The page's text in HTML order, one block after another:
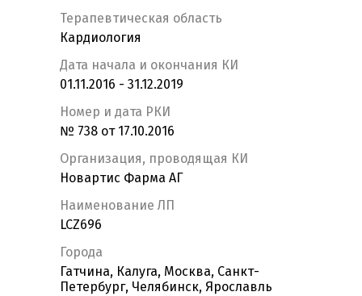
Терапевтическая область
Кардиология
Дата начала и окончания КИ
01.11.2016 - 31.12.2019
Номер и дата РКИ
№ 738 от 17.10.2016
Организация, проводящая КИ
Новартис Фарма АГ
Наименование ЛП
LCZ696
Города
Гатчина, Калуга, Москва, Санкт-
Петербург, Челябинск, Ярославль